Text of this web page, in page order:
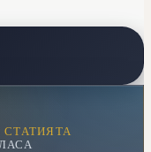
СТАТИЯТА